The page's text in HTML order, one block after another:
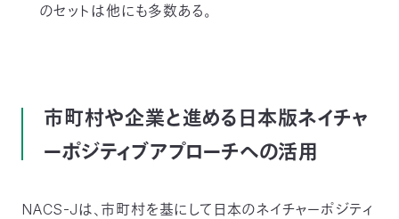
のセットは他にも多数ある。
市町村や企業と進める日本版ネイチャ
ーポジティブアプローチへの活用
NACS-Jは、市町村を基にして日本のネイチャーポジティ